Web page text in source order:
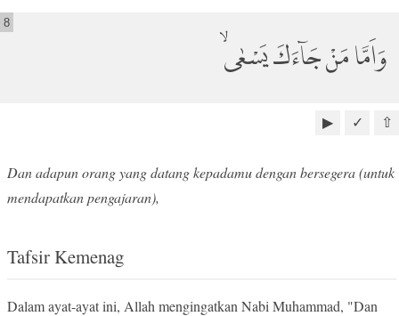
وَاَمَّا مَنْ جَاۤءَكَ يَسْعٰىۙ
8
⇧
✓
▶
Dan adapun orang yang datang kepadamu dengan bersegera (untuk
mendapatkan pengajaran),
Tafsir Kemenag
Dalam ayat-ayat ini, Allah mengingatkan Nabi Muhammad, "Dan